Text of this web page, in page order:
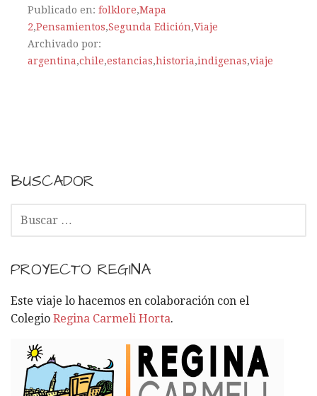
Publicado en: folklore,Mapa
2,Pensamientos,Segunda Edición,Viaje
Archivado por:
argentina,chile,estancias,historia,indigenas,viaje
BUSCADOR
C
R
:
PROYECTO REGINA
Este viaje lo hacemos en colaboración con el
Colegio Regina Carmeli Horta.